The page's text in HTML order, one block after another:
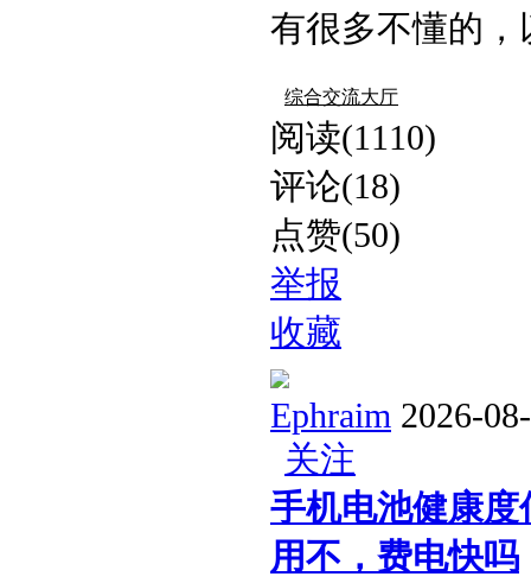
有很多不懂的
综合交流大厅
阅读(1110)
评论(18)
点赞(50)
举报
收藏
Ephraim 2026-
关注
手机电池健康
用不，费电快吗​